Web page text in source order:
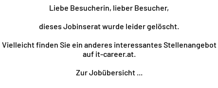
Liebe Besucherin, lieber Besucher,
dieses Jobinserat wurde leider gelöscht.
Vielleicht finden Sie ein anderes interessantes Stellenangebot
auf it-career.at.
Zur Jobübersicht ...